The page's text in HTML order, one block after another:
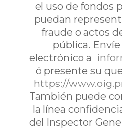
el uso de fondos
puedan
fraude o actos
pública.
electrónico a
ó presente su
https://
También puede
la línea
del Inspector